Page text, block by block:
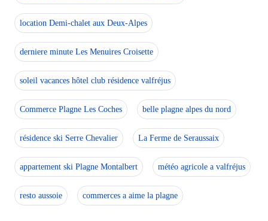
location Demi-chalet aux Deux-Alpes
derniere minute Les Menuires Croisette
soleil vacances hôtel club résidence valfréjus
Commerce Plagne Les Coches belle plagne alpes du nord
résidence ski Serre Chevalier La Ferme de Seraussaix
appartement ski Plagne Montalbert météo agricole a valfréjus
resto aussoie commerces a aime la plagne